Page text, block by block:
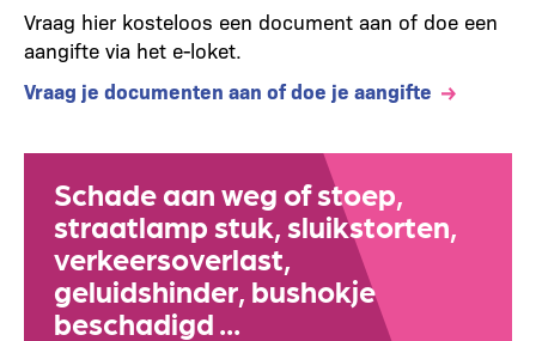
Vraag hier kosteloos een document aan of doe een
aangifte via het e-loket.
Vraag je documenten aan of doe je aangifte
Schade aan weg of stoep,
straatlamp stuk, sluikstorten,
verkeersoverlast,
geluidshinder, bushokje
beschadigd ...